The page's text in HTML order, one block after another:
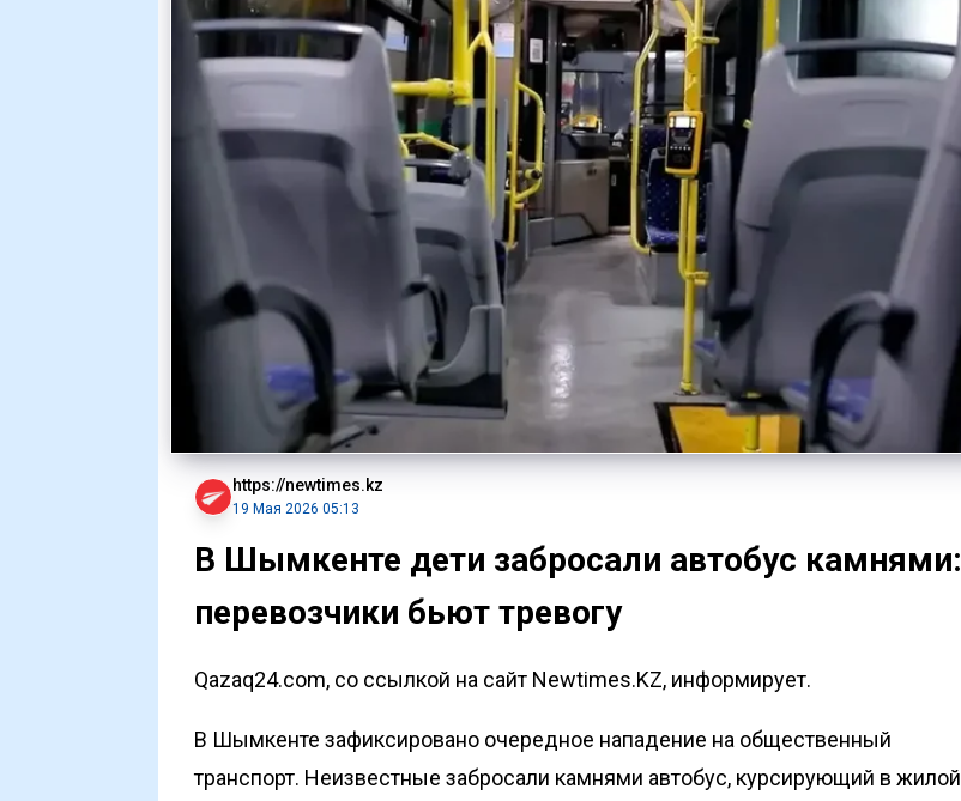
https://newtimes.kz
19 Мая 2026 05:13
В Шымкенте дети забросали автобус камнями:
перевозчики бьют тревогу
Qazaq24.com, со ссылкой на сайт Newtimes.KZ, информирует.
В Шымкенте зафиксировано очередное нападение на общественный
транспорт. Неизвестные забросали камнями автобус, курсирующий в жилой